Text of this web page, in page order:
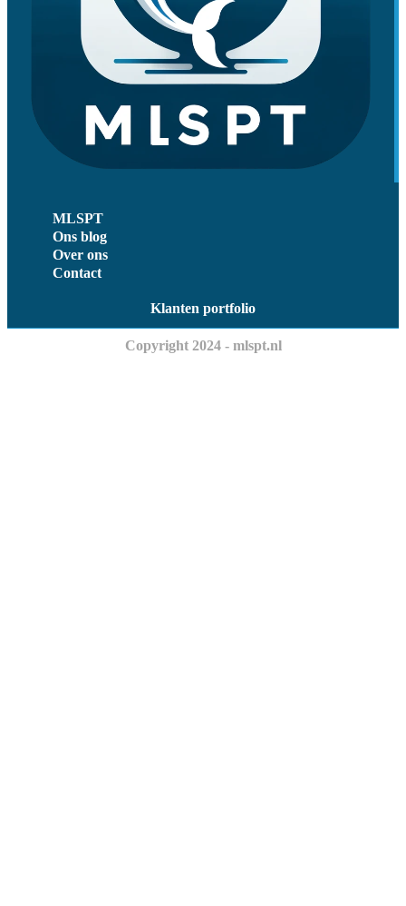
MLSPT
Ons blog
Over ons
Contact
Klanten portfolio
Copyright 2024 - mlspt.nl